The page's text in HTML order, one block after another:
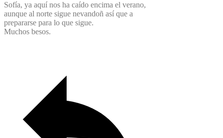
Sofía, ya aquí nos ha caído encima el verano,
aunque al norte sigue nevandoñ así que a
prepararse para lo que sigue.
Muchos besos.